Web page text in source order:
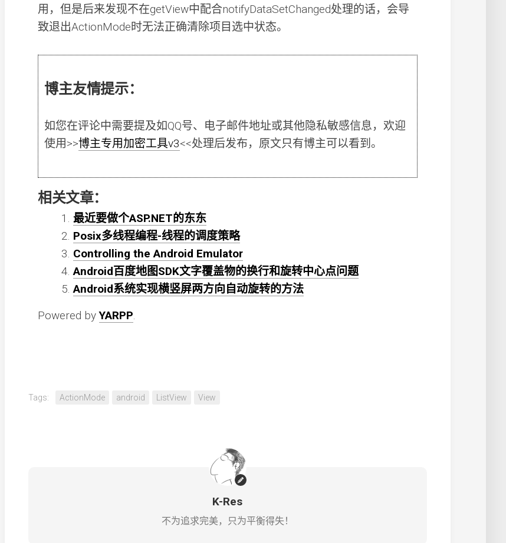
用，但是后来发现不在getView中配合notifyDataSetChanged处理的话，会导
致退出ActionMode时无法正确清除项目选中状态。
博主友情提示：
如您在评论中需要提及如QQ号、电子邮件地址或其他隐私敏感信息，欢迎
使用>>博主专用加密工具v3<<处理后发布，原文只有博主可以看到。
相关文章：
最近要做个ASP.NET的东东
Posix多线程编程-线程的调度策略
Controlling the Android Emulator
Android百度地图SDK文字覆盖物的换行和旋转中心点问题
Android系统实现横竖屏两方向自动旋转的方法
Powered byYARPP.
Tags: ActionMode android ListView View
K-Res
不为追求完美，只为平衡得失！